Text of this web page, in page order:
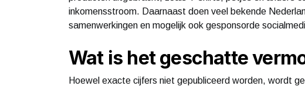
inkomensstroom. Daarnaast doen veel bekende
samenwerkingen en mogelijk ook gesponsorde
Wat is het geschatte
Hoewel exacte cijfers niet gepubliceerd worden, wordt